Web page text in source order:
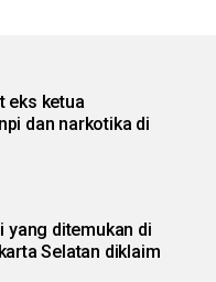
eks ketua
dan narkotika di
yang ditemukan di
Selatan diklaim